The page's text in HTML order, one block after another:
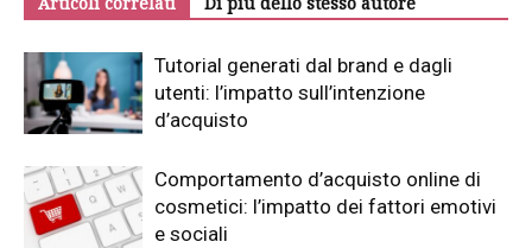
Tutorial generati dal brand e dagli
utenti: l’impatto sull’intenzione
d’acquisto
Comportamento d’acquisto online di
cosmetici: l’impatto dei fattori emotivi
e sociali